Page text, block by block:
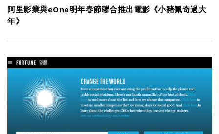
阿里影業與eOne明年春節聯合推出電影《小豬佩奇過大
年》